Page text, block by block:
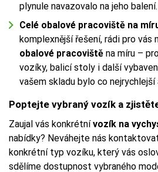
plynule navazovalo na jeho balení.
Celé obalové pracoviště na
komplexnější řešení, rádi pro vás
obalové pracoviště na míru –
vozíky, balicí stoly i další
vašem skladu bylo co nejrychlejší
Poptejte vybraný vozík a
Zaujal vás konkrétnívozík na
nabídky? Neváhejte nás
konkrétní typ vozíku, který vás
sdělíme dostupnost vybraného